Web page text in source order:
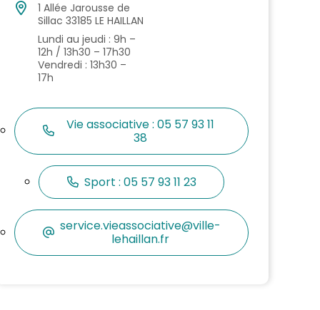
1 Allée Jarousse de
Sillac 33185 LE HAILLAN
Lundi au jeudi : 9h –
12h / 13h30 – 17h30
Vendredi : 13h30 –
17h
Vie associative : 05 57 93 11
38
Sport : 05 57 93 11 23
service.vieassociative@ville-
lehaillan.fr